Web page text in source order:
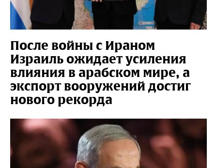
После войны с Ираном
Израиль ожидает усиления
влияния в арабском мире, а
экспорт вооружений достиг
нового рекорда